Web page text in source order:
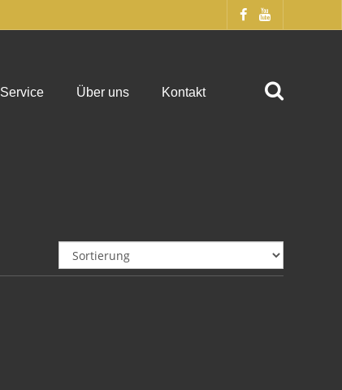
Service Über uns Kontakt